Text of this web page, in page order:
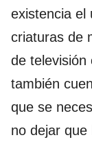
existencia el
criaturas de
de televisión
también
que se
no dejar que